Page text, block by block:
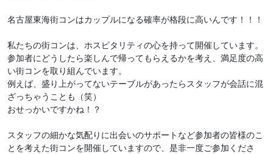
名古屋東海街コンはカップルになる確率が格段に高いんです！！！
私たちの街コンは、ホスピタリティの心を持って開催しています。
参加者にどうしたら楽しんで帰ってもらえるかを考え、満足度の高
い街コンを取り組んでいます。
例えば、盛り上がってないテーブルがあったらスタッフが会話に混
ざっちゃうことも（笑）
おせっかいですかね！？
スタッフの細かな気配りに出会いのサポートなど参加者の皆様のこ
とを考えた街コンを開催していますので、是非一度ご参加くださ